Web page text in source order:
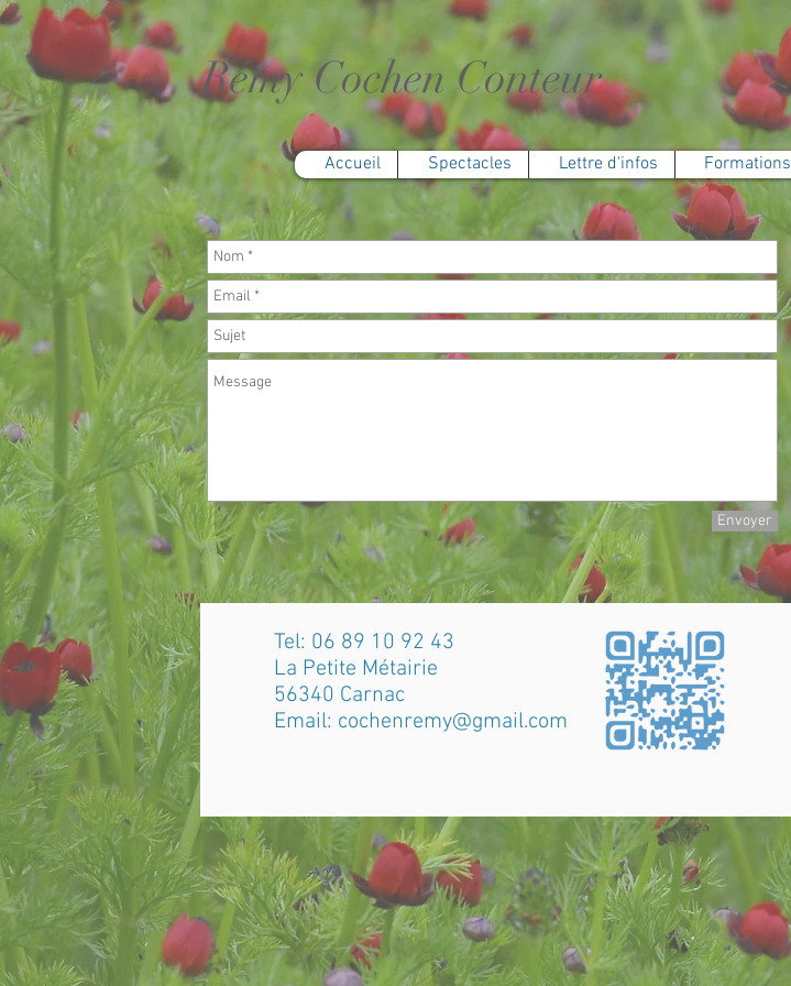
Rémy Cochen Conteur
Accueil Spectacles Lettre d'infos Formations
Envoyer
Tel: 06 89 10 92 43
La Petite Métairie
56340 Carnac
Email: cochenremy@gmail.com